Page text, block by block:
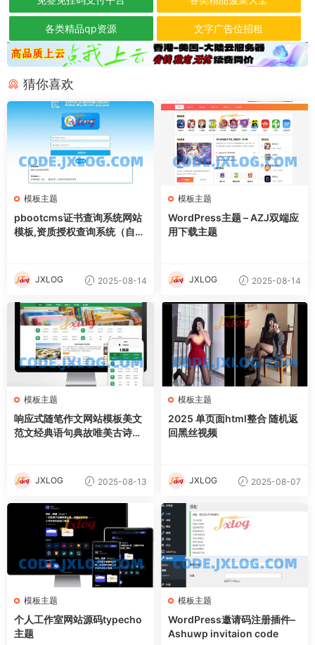
各类精品qp资源 文字广告位招租
猜你喜欢
模板主题
pbootcms证书查询系统网站
模板,资质授权查询系统（自适
JXLOG 2025-08-14
模板主题
WordPress主题 – AZJ双端应
用下载主题
JXLOG 2025-08-14
模板主题
响应式随笔作文网站模板美文
范文经典语句典故唯美古诗词
JXLOG 2025-08-13
模板主题
2025 单页面html整合 随机返
回黑丝视频
JXLOG 2025-08-07
模板主题
个人工作室网站源码typecho
主题
模板主题
WordPress邀请码注册插件–
Ashuwp invitaion code